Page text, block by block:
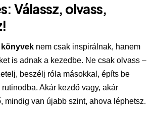
Válassz, olvass,
könyvek nem csak inspirálnak, hanem
is adnak a kezedbe. Ne csak olvass –
beszélj róla másokkal, építs be
Akár kezdő vagy, akár
mindig van újabb szint, ahova léphetsz.